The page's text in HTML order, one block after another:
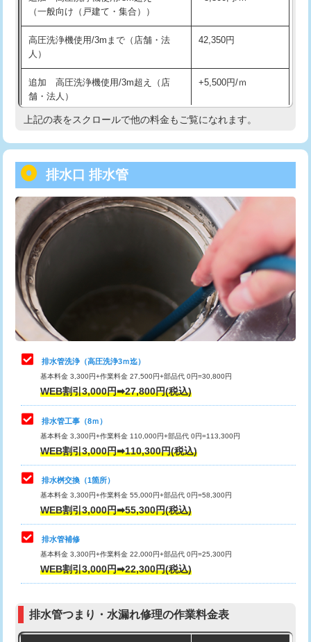
※給水管工事は20mmまでの価格です。
給水管工事※（保温材使用（バンド止
め込み）)
5,500円
給水管工事※（土の掘削・埋め戻し作
業)
11,000円
給水管工事※（塩ビ管（VP・HI）使
用/3ｍまで)
用（追加）/3ｍ超え)
給水管工事※（ライニング鋼管・銅
管・ポリ管・HT管使用/3ｍまで)
44,000円
給水管工事※（ライニング鋼管・銅
管・ポリ管・HT管使用/3ｍ超え)
+8,800円
排水管工事（土の掘削・埋め戻し作
業）
11,000円~
排水管工事（排水管工事/3ｍまで） 55,000円
排水管工事（追加 排水管工事/3ｍ超
え）
マス交換（土の掘削・埋め戻し作業）
マス交換（深さ50㎝未満）
マス交換（深さ50㎝以上）
コンクリート斫り（厚さ10㎝まで）
コンクリート斫り（厚さ10㎝超え）
モルタル補修（厚さ10㎝まで）
モルタル補修（厚さ10㎝超え）
追加人工 16,500円
（一般向け（戸建て・集合））
高圧洗浄機使用/3mまで（店舗・法
人）
42,350円
追加 高圧洗浄機使用/3m超え（店
舗・法人）
+5,500円/ｍ
高度高圧洗浄換 現地調査
トーラー機使用/3mまで
追加トーラー機使用/3m超え +3,300円
カメラ調査 33,000円
桝清掃 8,800円
止水・漏水調査・防水処理・清掃・修
理・調整・分解・加工など（軽作業）
11,000円
止水・漏水調査・防水処理・清掃・修
理・調整・分解・加工など（中作業）
22,000円
止水・漏水調査・防水処理・清掃・修
理・調整・分解・加工など（重作業）
33,000円
その他部品の脱着
交換・取付（タンク）
交換・取付(単水栓（壁付・デッキ
式）)
交換・取付(混合水栓（壁付・デッキ
式・ワンホール）)
16,500円+材料費
交換・取付(排水栓・排水トラップ
交換・取付（その他部品） 11,000円+材料費
持込商品取付（単水栓） 13,200円
上記の表をスクロールで他の料金もご覧になれます。
排水口 排水管
排水管洗浄（高圧洗浄3ｍ迄）
基本料金 3,300円+作業料金 27,500円+部品代 0円=30,800円
WEB割引3,000円➡27,800円(税込)
排水管工事（8ｍ）
基本料金 3,300円+作業料金 110,000円+部品代 0円=113,300円
WEB割引3,000円➡110,300円(税込)
排水桝交換（1箇所）
基本料金 3,300円+作業料金 55,000円+部品代 0円=58,300円
WEB割引3,000円➡55,300円(税込)
排水管補修
基本料金 3,300円+作業料金 22,000円+部品代 0円=25,300円
WEB割引3,000円➡22,300円(税込)
排水管つまり・水漏れ修理の作業料金表